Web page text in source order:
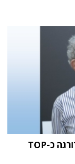
מחקר STKI השנתי: וואן טכנולוגיות דורגה כ-TOP